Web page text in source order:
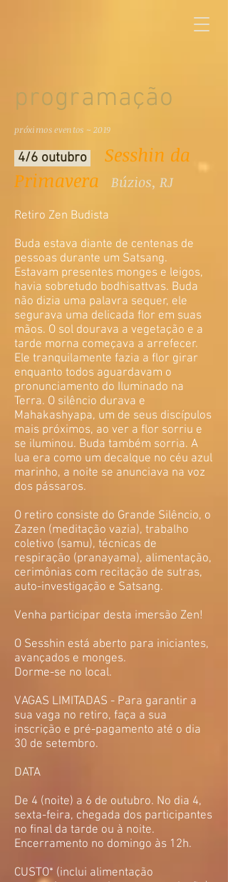
programação
próximos eventos ~ 2019
4/6 outubro
Sesshin da
Primavera
Búzios, RJ
Retiro Zen Budista
Buda estava diante de centenas de
pessoas durante um Satsang.
Estavam presentes monges e leigos,
havia sobretudo bodhisattvas. Buda
não dizia uma palavra sequer, ele
segurava uma delicada flor em suas
mãos. O sol dourava a vegetação e a
tarde morna começava a arrefecer.
Ele tranquilamente fazia a flor girar
enquanto todos aguardavam o
pronunciamento do Iluminado na
Terra. O silêncio durava e
Mahakashyapa, um de seus discípulos
mais próximos, ao ver a flor sorriu e
se iluminou. Buda também sorria. A
lua era como um decalque no céu azul
marinho, a noite se anunciava na voz
dos pássaros.
O retiro consiste do Grande Silêncio, o
Zazen (meditação vazia), trabalho
coletivo (samu), técnicas de
respiração (pranayama), alimentação,
cerimônias com recitação de sutras,
auto-investigação e Satsang.
Venha participar desta imersão Zen!
O Sesshin está aberto para iniciantes,
avançados e monges.
Dorme-se no local.
VAGAS LIMITADAS - Para garantir a
sua vaga no retiro, faça a sua
inscrição e pré-pagamento até o dia
30 de setembro.
DATA
De 4 (noite) a 6 de outubro. No dia 4,
sexta-feira, chegada dos participantes
no final da tarde ou à noite.
Encerramento no domingo às 12h.
CUSTO* (inclui alimentação